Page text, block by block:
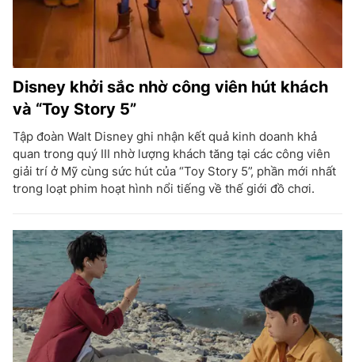
Disney khởi sắc nhờ công viên hút khách
và “Toy Story 5”
Tập đoàn Walt Disney ghi nhận kết quả kinh doanh khả
quan trong quý III nhờ lượng khách tăng tại các công viên
giải trí ở Mỹ cùng sức hút của “Toy Story 5”, phần mới nhất
trong loạt phim hoạt hình nổi tiếng về thế giới đồ chơi.